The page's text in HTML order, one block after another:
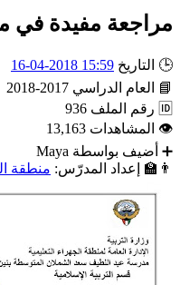
مفيدة في
التاريخ 15:59 2018-04-16
العام الدراسي 2017-2018
رقم الملف 936
المشاهدات 13,163
أضيف بواسطة Maya
إعداد المدرّس: منطقة